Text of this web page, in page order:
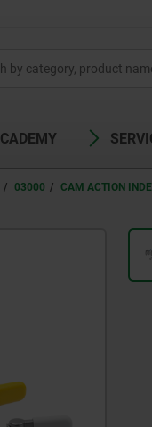
03000 CAM ACTION